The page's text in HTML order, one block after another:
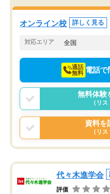
オンライン校 詳しく見る
対応エリア 全国
通話
無料 電話で
無料体験
（リ
資料を
（リ
代々木進学会
評価